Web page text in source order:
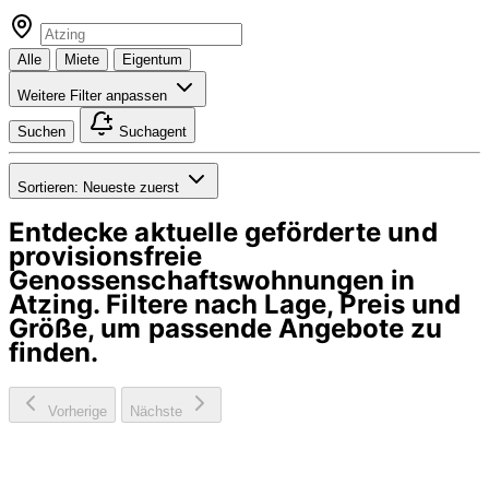
Alle Miete Eigentum
Weitere Filter anpassen
Suchen Suchagent
Sortieren: Neueste zuerst
Entdecke aktuelle geförderte und
provisionsfreie
Genossenschaftswohnungen in
Atzing. Filtere nach Lage, Preis und
Größe, um passende Angebote zu
finden.
Vorherige Nächste